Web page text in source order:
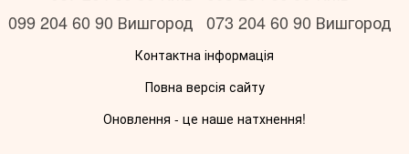
099 204 60 90 Вишгород 073 204 60 90 Вишгород
Контактна інформація
Повна версія сайту
Оновлення - це наше натхнення!